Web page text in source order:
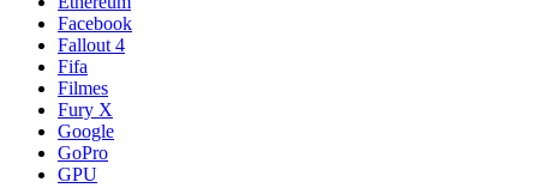
Facebook
Fallout 4
Fifa
Filmes
Fury X
Google
GoPro
GPU